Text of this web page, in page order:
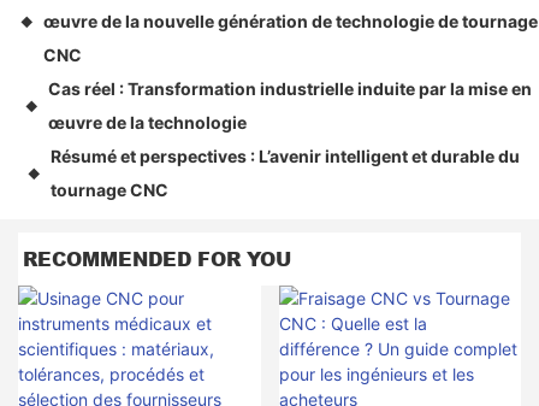
◆
œuvre de la nouvelle génération de technologie de tournage
CNC
◆
Cas réel : Transformation industrielle induite par la mise en
œuvre de la technologie
◆
Résumé et perspectives : L’avenir intelligent et durable du
tournage CNC
RECOMMENDED FOR YOU